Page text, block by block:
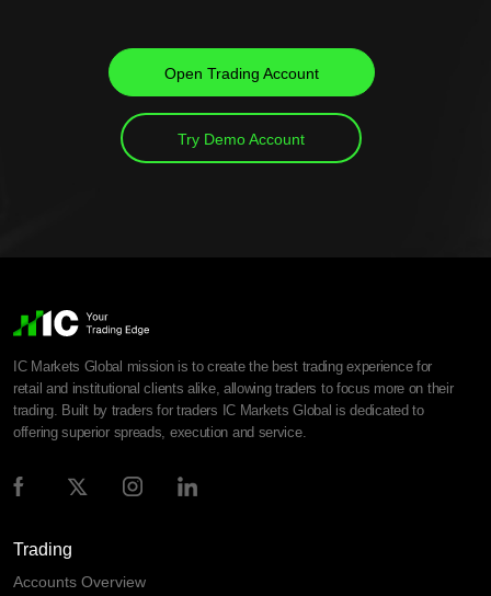
Open Trading Account
Try Demo Account
IC Markets Global mission is to create the best trading experience for
retail and institutional clients alike, allowing traders to focus more on their
trading. Built by traders for traders IC Markets Global is dedicated to
offering superior spreads, execution and service.
Trading
Accounts Overview